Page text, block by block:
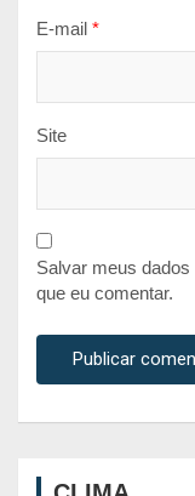
E-mail *
Site
Salvar meus
que eu comentar.